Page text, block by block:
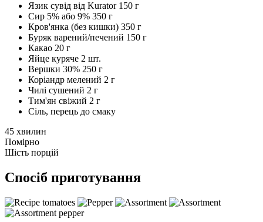
Язик сувід від Kurator 150 г
Сир 5% або 9% 350 г
Кров'янка (без кишки) 350 г
Буряк варений/печений 150 г
Какао 20 г
Яйце куряче 2 шт.
Вершки 30% 250 г
Коріандр мелений 2 г
Чилі сушений 2 г
Тим'ян свіжий 2 г
Сіль, перець до смаку
45 хвилин
Помірно
Шість порцій
Спосіб приготування